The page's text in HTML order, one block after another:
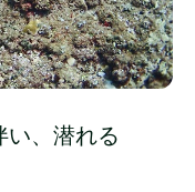
い、潜れる